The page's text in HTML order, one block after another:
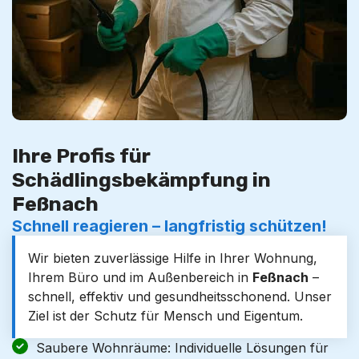
Ihre Profis für
Schädlingsbekämpfung in
Feßnach
Schnell reagieren – langfristig schützen!
Wir bieten zuverlässige Hilfe in Ihrer Wohnung,
Ihrem Büro und im Außenbereich in Feßnach –
schnell, effektiv und gesundheitsschonend. Unser
Ziel ist der Schutz für Mensch und Eigentum.
Saubere Wohnräume: Individuelle Lösungen für